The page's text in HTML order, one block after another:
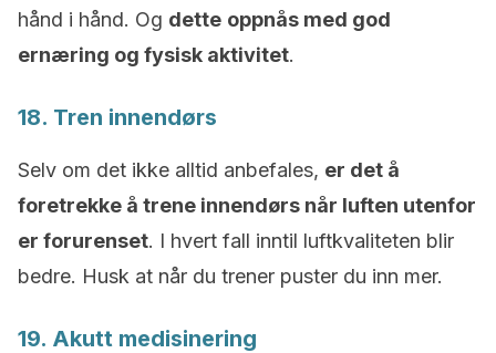
hånd i hånd. Og dette oppnås med god
ernæring og fysisk aktivitet.
18. Tren innendørs
Selv om det ikke alltid anbefales, er det å
foretrekke å trene innendørs når luften utenfor
er forurenset. I hvert fall inntil luftkvaliteten blir
bedre. Husk at når du trener puster du inn mer.
19. Akutt medisinering